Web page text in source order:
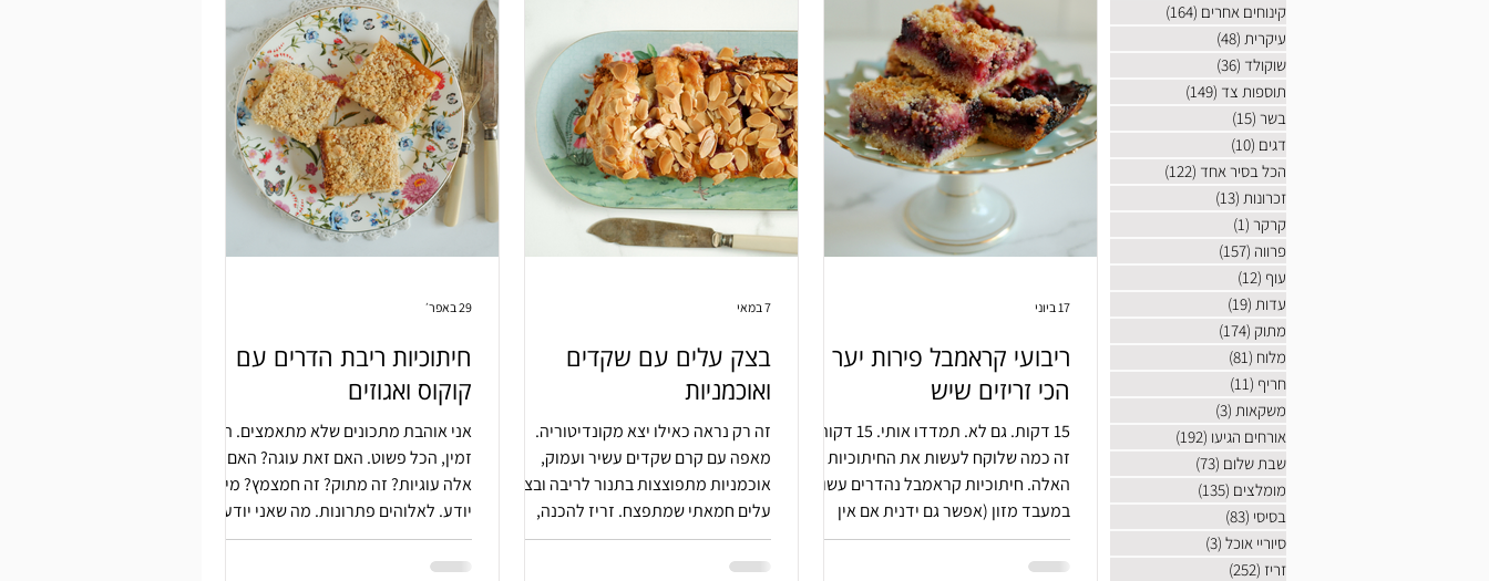
ריבועי קראמבל פירות יער
הכי זריזים שיש
15 דקות. גם לא. תמדדו אותי. 15 דקות.
זה כמה שלוקח לעשות את החיתוכיות
האלה. חיתוכיות קראמבל נהדרים עשויים
במעבד מזון (אפשר גם ידנית אם אין
אחד). כמה פולסים במעבד, אפיה קצרה
והריח שממלא את הבית עושה חצי
17 ביוני
בצק עלים עם שקדים
ואוכמניות
זה רק נראה כאילו יצא מקונדיטוריה.
מאפה עם קרם שקדים עשיר ועמוק,
אוכמניות מתפוצצות בתנור לריבה ובצק
עלים חמאתי שמתפצח. זריז להכנה,
מרשים בלי מאמץ ושילוב שקשה להפסיק
לישר ממנו פינה.
7 במאי
חיתוכיות ריבת הדרים עם
קוקוס ואגוזים
אני אוהבת מתכונים שלא מתאמצים. הכל
זמין, הכל פשוט. האם זאת עוגה? האם
אלה עוגיות? זה מתוק? זה חמצמץ? מי
יודע. לאלוהים פתרונות. מה שאני יודעת
שזה עובד וזה טעים.
29 באפר׳
קינוחים אחרים (164)
עיקרית (48)
שוקולד (36)
תוספות צד (149)
בשר (15)
דגים (10)
הכל בסיר אחד (122)
זכרונות (13)
קרקר (1)
פרווה (157)
עוף (12)
עדות (19)
מתוק (174)
מלוח (81)
חריף (11)
משקאות (3)
אורחים הגיעו (192)
שבת שלום (73)
מומלצים (135)
בסיסי (83)
סיוריי אוכל (3)
זריז (252)